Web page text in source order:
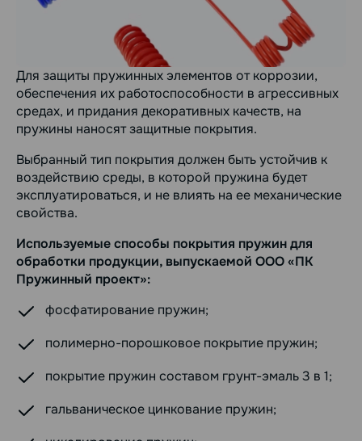
Для защиты пружинных элементов от коррозии,
обеспечения их работоспособности в агрессивных
средах, и придания декоративных качеств, на
пружины наносят защитные покрытия.
Выбранный тип покрытия должен быть устойчив к
воздействию среды, в которой пружина будет
эксплуатироваться, и не влиять на ее механические
свойства.
Используемые способы покрытия пружин для
обработки продукции, выпускаемой ООО «ПК
Пружинный проект»:
фосфатирование пружин;
полимерно-порошковое покрытие пружин;
покрытие пружин составом грунт-эмаль 3 в 1;
гальваническое цинкование пружин;